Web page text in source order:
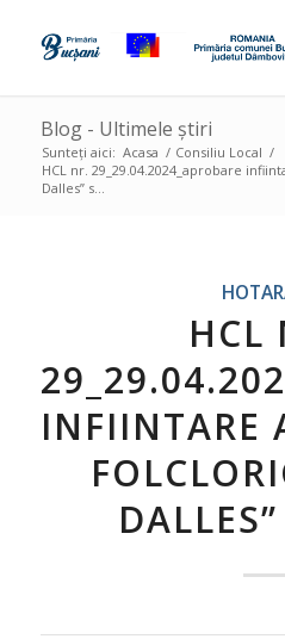
Blog - Ultimele știri
Sunteți aici: Acasa / Consiliu Local /
HCL nr. 29_29.04.2024_aprobare
Dalles” s...
HCL
INFIINTARE